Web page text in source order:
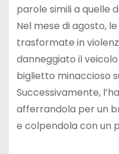
parole simili a quelle
Nel mese di agosto,
trasformate in
danneggiato il
biglietto minaccioso
Successivamente,
afferrandola per un
e colpendola con un